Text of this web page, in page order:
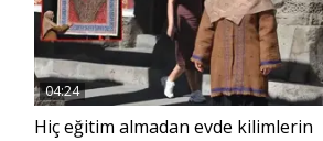
04:24
Hiç eğitim almadan evde kilimlerin